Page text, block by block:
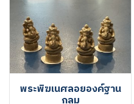
พระพิฆเนศลอยองค์ฐาน
กลม